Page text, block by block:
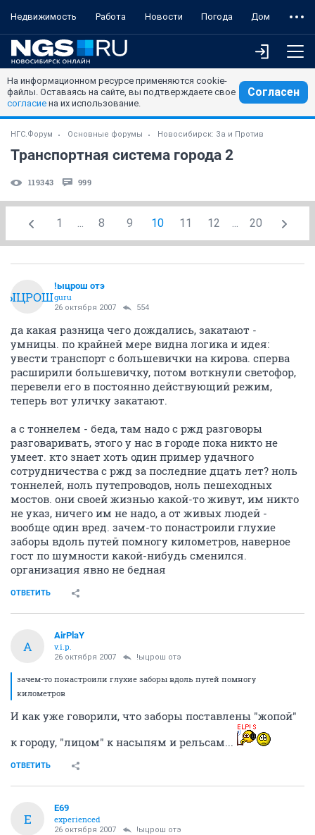
Недвижимость Работа Новости Погода Дом
На информационном ресурсе применяются cookie-
файлы. Оставаясь на сайте, вы подтверждаете свое
согласие на их использование.
Согласен
НГС.Форум Основные форумы Новосибирск: За и Против
Транспортная система города 2
119343 999
1 ... 8 9 10 11 12 ... 20
!ЫЦРОШ
!ыцрош отэ
guru
26 октября 2007 554
да какая разница чего дождались, закатают -
умницы. по крайней мере видна логика и идея:
увести транспорт с большевички на кирова. сперва
расширили большевичку, потом воткнули светофор,
перевели его в постоянно действующий режим,
теперь вот уличку закатают.
а с тоннелем - беда, там надо с ржд разговоры
разговаривать, этого у нас в городе пока никто не
умеет. кто знает хоть один пример удачного
сотрудничества с ржд за последние дцать лет? ноль
тоннелей, ноль путепроводов, ноль пешеходных
мостов. они своей жизнью какой-то живут, им никто
не указ, ничего им не надо, а от живых людей -
вообще один вред. зачем-то понастроили глухие
заборы вдоль путей помногу километров, наверное
гост по шумности какой-нибудь сменился.
организация явно не бедная
ОТВЕТИТЬ
A
AirPlaY
v.i.p.
26 октября 2007 !ыцрош отэ
зачем-то понастроили глухие заборы вдоль путей помногу
километров
И как уже говорили, что заборы поставлены "жопой"
к городу, "лицом" к насыпям и рельсам...
ОТВЕТИТЬ
E
E69
experienced
26 октября 2007 !ыцрош отэ